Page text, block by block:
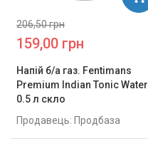
Напій б/а газ. Fentimans
Premium Indian Tonic Water
0.5 л скло
Продавець: Продбаза
206,50 грн
159,00 грн